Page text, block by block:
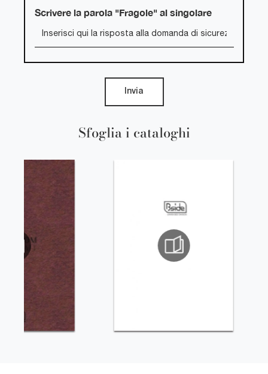
Sfoglia i cataloghi
Scrivere la parola "Fragole" al singolare
Invia